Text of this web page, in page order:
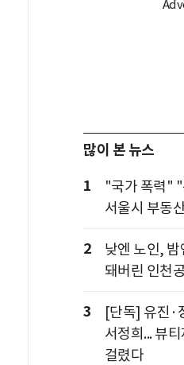
많이 본 뉴스
1
"국가 폭력"
서울시 부동
2
낮엔 노인,
돼버린 인천
3
[단독] 유진·
서정희... 뷰
걸렸다